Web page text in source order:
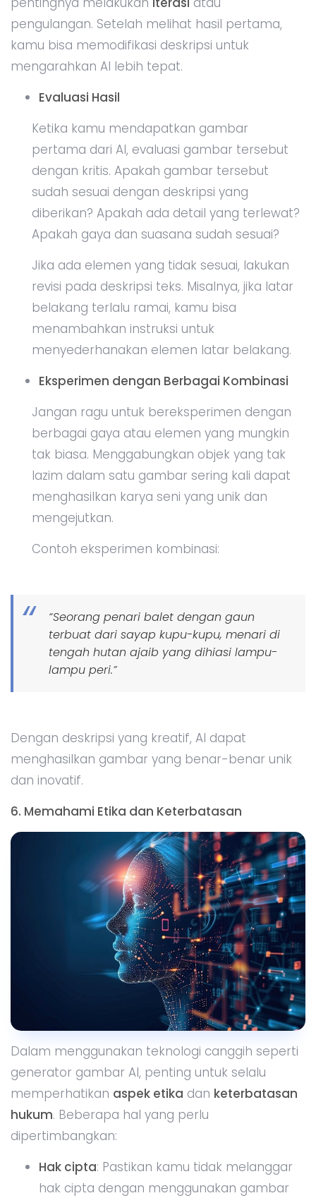
pengulangan. Setelah melihat hasil pertama,
kamu bisa memodifikasi deskripsi untuk
mengarahkan AI lebih tepat.
Evaluasi Hasil
Ketika kamu mendapatkan gambar
pertama dari AI, evaluasi gambar tersebut
dengan kritis. Apakah gambar tersebut
sudah sesuai dengan deskripsi yang
diberikan? Apakah ada detail yang terlewat?
Apakah gaya dan suasana sudah sesuai?
Jika ada elemen yang tidak sesuai, lakukan
revisi pada deskripsi teks. Misalnya, jika latar
belakang terlalu ramai, kamu bisa
menambahkan instruksi untuk
menyederhanakan elemen latar belakang.
Eksperimen dengan Berbagai Kombinasi
Jangan ragu untuk bereksperimen dengan
berbagai gaya atau elemen yang mungkin
tak biasa. Menggabungkan objek yang tak
lazim dalam satu gambar sering kali dapat
menghasilkan karya seni yang unik dan
mengejutkan.
Contoh eksperimen kombinasi:
“Seorang penari balet dengan gaun
terbuat dari sayap kupu-kupu, menari di
tengah hutan ajaib yang dihiasi lampu-
lampu peri.”
Dengan deskripsi yang kreatif, AI dapat
menghasilkan gambar yang benar-benar unik
dan inovatif.
6. Memahami Etika dan Keterbatasan
Dalam menggunakan teknologi canggih seperti
generator gambar AI, penting untuk selalu
memperhatikan aspek etika dan keterbatasan
hukum. Beberapa hal yang perlu
dipertimbangkan:
Hak cipta: Pastikan kamu tidak melanggar
hak cipta dengan menggunakan gambar